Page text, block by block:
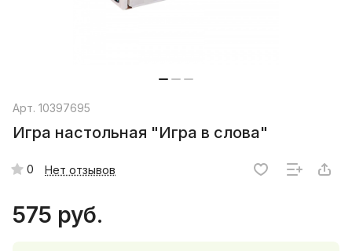
Арт. 10397695
Игра настольная "Игра в слова"
0 Нет отзывов
575 руб.